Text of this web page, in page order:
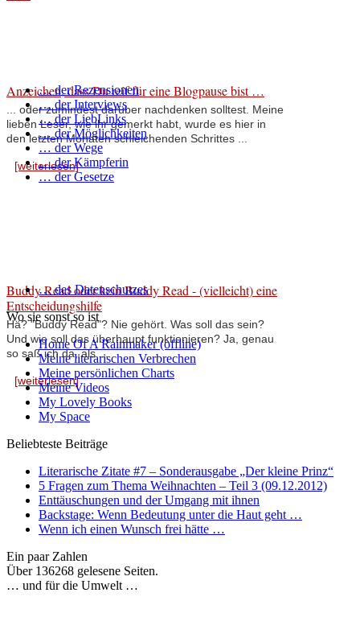
Anzeichen, dass Du reif für eine Blogpause bist …
... oder zumindest darüber nachdenken solltest. Meine
lieben Leser, wie ihr gemerkt habt, wurde es hier in
den letzten Monaten schleichenden Schrittes ...
[weiterlesen]
Buddy Read oder kein Buddy Read - (vielleicht) eine
Entscheidungshilfe
Hä? "Buddy Read"? Nie gehört. Was soll das sein?
Und wie soll das überhaupt funktionieren? Ja, genau
so saß ich da, als ...
[weiterlesen]
… der Rezensionen
… der Interviews
… der LiebLinks
… der Möglichkeiten
… der Wege
… der Kämpferin
… der Gesetze
… des Datenschutzes
Wo sie sonst so ist
Home Of A Rainmaker (offline)
Meine literarischen Verbrechen
Meine persönlichen Charts
Meine Videos
My Lovely Books
My Space
Beliebteste Beiträge
Literarische Zitate #7 – Sonderausgabe „Der kleine Prinz“
5 Fragen zum Thema Weihnachten – Teil 3 (09.12.2012)
Enttäuschungen und der Umgang mit ihnen
Backstage: Wenn Bedeutung unter die Haut geht …
Wenn ich einen Wunsch frei hätte …
Ein paar Zahlen
Über 136268 gelesene Seiten.
… und für die Umwelt …